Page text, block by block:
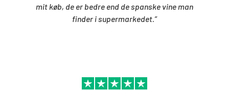
mit køb, de er bedre end de spanske vine man
finder i supermarkedet.”